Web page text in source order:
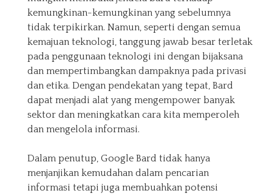
kemungkinan-kemungkinan yang sebelumnya
tidak terpikirkan. Namun, seperti dengan semua
kemajuan teknologi, tanggung jawab besar terletak
pada penggunaan teknologi ini dengan bijaksana
dan mempertimbangkan dampaknya pada privasi
dan etika. Dengan pendekatan yang tepat, Bard
dapat menjadi alat yang mengempower banyak
sektor dan meningkatkan cara kita memperoleh
dan mengelola informasi.
Dalam penutup, Google Bard tidak hanya
menjanjikan kemudahan dalam pencarian
informasi tetapi juga membuahkan potensi